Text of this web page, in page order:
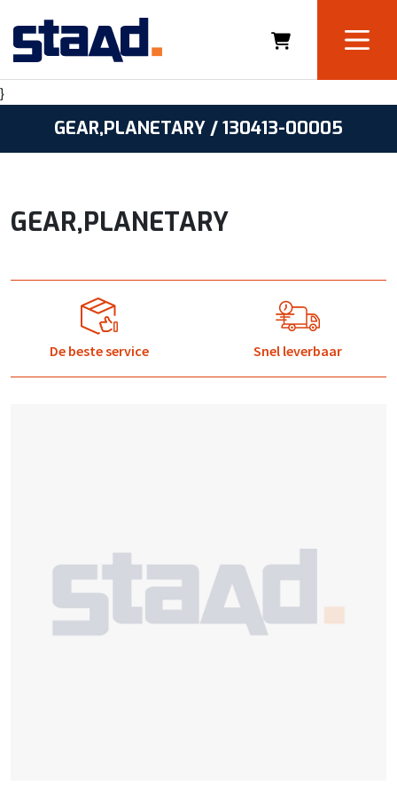
}
GEAR,PLANETARY / 130413-00005
GEAR,PLANETARY
De beste service Snel leverbaar